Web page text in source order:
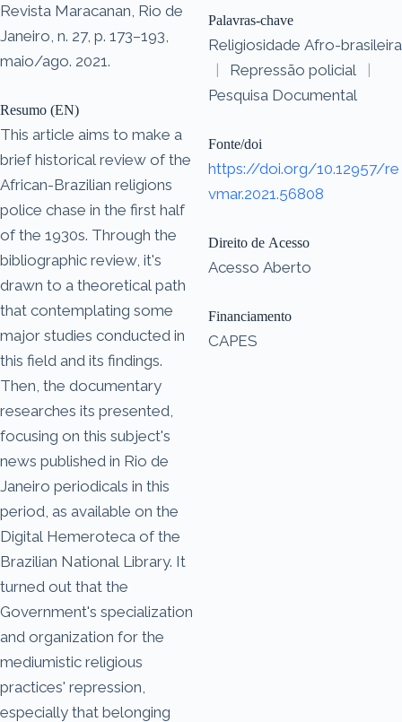
Revista Maracanan, Rio de
Janeiro, n. 27, p. 173–193,
maio/ago. 2021.
Resumo (EN)
This article aims to make a
brief historical review of the
African-Brazilian religions
police chase in the first half
of the 1930s. Through the
bibliographic review, it's
drawn to a theoretical path
that contemplating some
major studies conducted in
this field and its findings.
Then, the documentary
researches its presented,
focusing on this subject's
news published in Rio de
Janeiro periodicals in this
period, as available on the
Digital Hemeroteca of the
Brazilian National Library. It
turned out that the
Government's specialization
and organization for the
mediumistic religious
practices' repression,
especially that belonging
Palavras-chave
Religiosidade Afro-brasileira
|
Repressão policial
|
Pesquisa Documental
Fonte/doi
https://doi.org/10.12957/re
vmar.2021.56808
Direito de Acesso
Acesso Aberto
Financiamento
CAPES